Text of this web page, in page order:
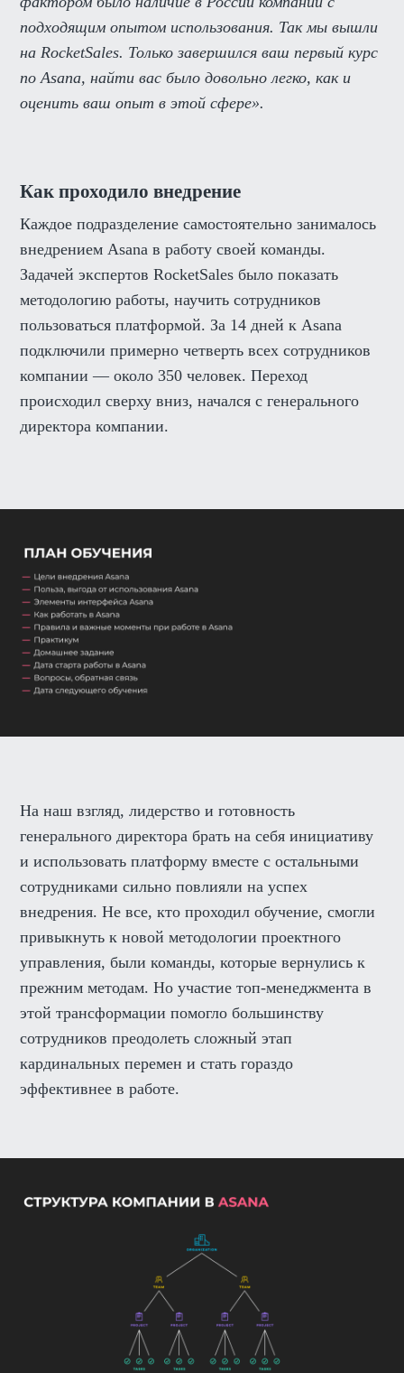
подходящим опытом использования. Так мы вышли
на RocketSales. Только завершился ваш первый курс
по Asana, найти вас было довольно легко, как и
оценить ваш опыт в этой сфере».
Как проходило внедрение
Каждое подразделение самостоятельно занималось
внедрением Asana в работу своей команды.
Задачей экспертов RocketSales было показать
методологию работы, научить сотрудников
пользоваться платформой. За 14 дней к Asana
подключили примерно четверть всех сотрудников
компании — около 350 человек. Переход
происходил сверху вниз, начался с генерального
директора компании.
На наш взгляд, лидерство и готовность
генерального директора брать на себя инициативу
и использовать платформу вместе с остальными
сотрудниками сильно повлияли на успех
внедрения. Не все, кто проходил обучение, смогли
привыкнуть к новой методологии проектного
управления, были команды, которые вернулись к
прежним методам. Но участие топ-менеджмента в
этой трансформации помогло большинству
сотрудников преодолеть сложный этап
кардинальных перемен и стать гораздо
эффективнее в работе.